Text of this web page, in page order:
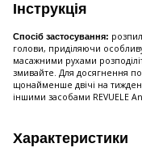
Інструкція
Спосіб застосування:
голови, приділяючи
масажними рухами
змивайте. Для досягнення
щонайменше двічі на
іншими засобами REVUELE
Характеристики